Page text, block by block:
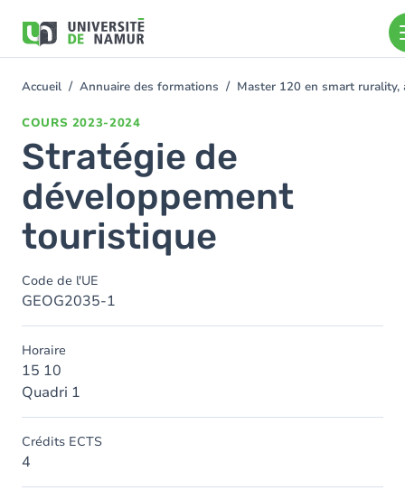
contenu
You
Accueil Annuaire des formations Master 120 en smart
COURS 2023-2024
Stratégie de
développement
touristique
Code de l'UE
GEOG2035-1
Horaire
15 10
Quadri 1
Crédits ECTS
4